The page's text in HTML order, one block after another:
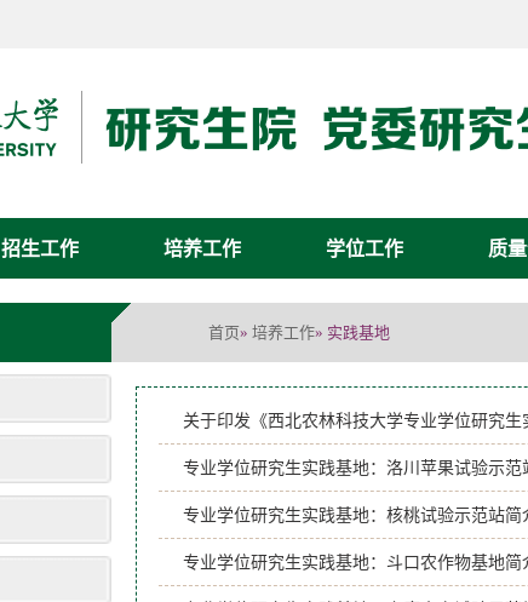
招生工作 培养工作 学位工作 质
首页» 培养工作» 实践基地
关于印发《西北农林科技大学专业学位研究
专业学位研究生实践基地：洛川苹果试验示范
专业学位研究生实践基地：核桃试验示范站简
专业学位研究生实践基地：斗口农作物基地简